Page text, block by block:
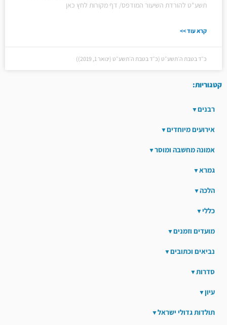
תשע"ט להורדת השיעור המודפס/ דף מקורות לחץ כאן
קרא עוד >>
כ״ד בטבת ה׳תשע״ט (כ״ד בטבת ה׳תשע״ט (ינואר 1, 2019))
קטגוריות:
רבנים
אירועים מיוחדים
אמונה מחשבה ומוסר
גמרא
הלכה
כללי
מועדים וזמנים
נביאים וכתובים
סדרות
עיון
תולדות גדולי ישראל